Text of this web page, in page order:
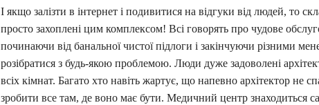
І якщо залізти в інтернет і подивитися на відгуки від людей, то
просто захоплені цим комплексом! Всі говорять про чудове
починаючи від банальної чистої підлоги і закінчуючи різними
розібратися з будь-якою проблемою. Люди дуже задоволені
всіх кімнат. Багато хто навіть жартує, що напевно архітектор не
зробити все там, де воно має бути. Медичний центр знаходиться